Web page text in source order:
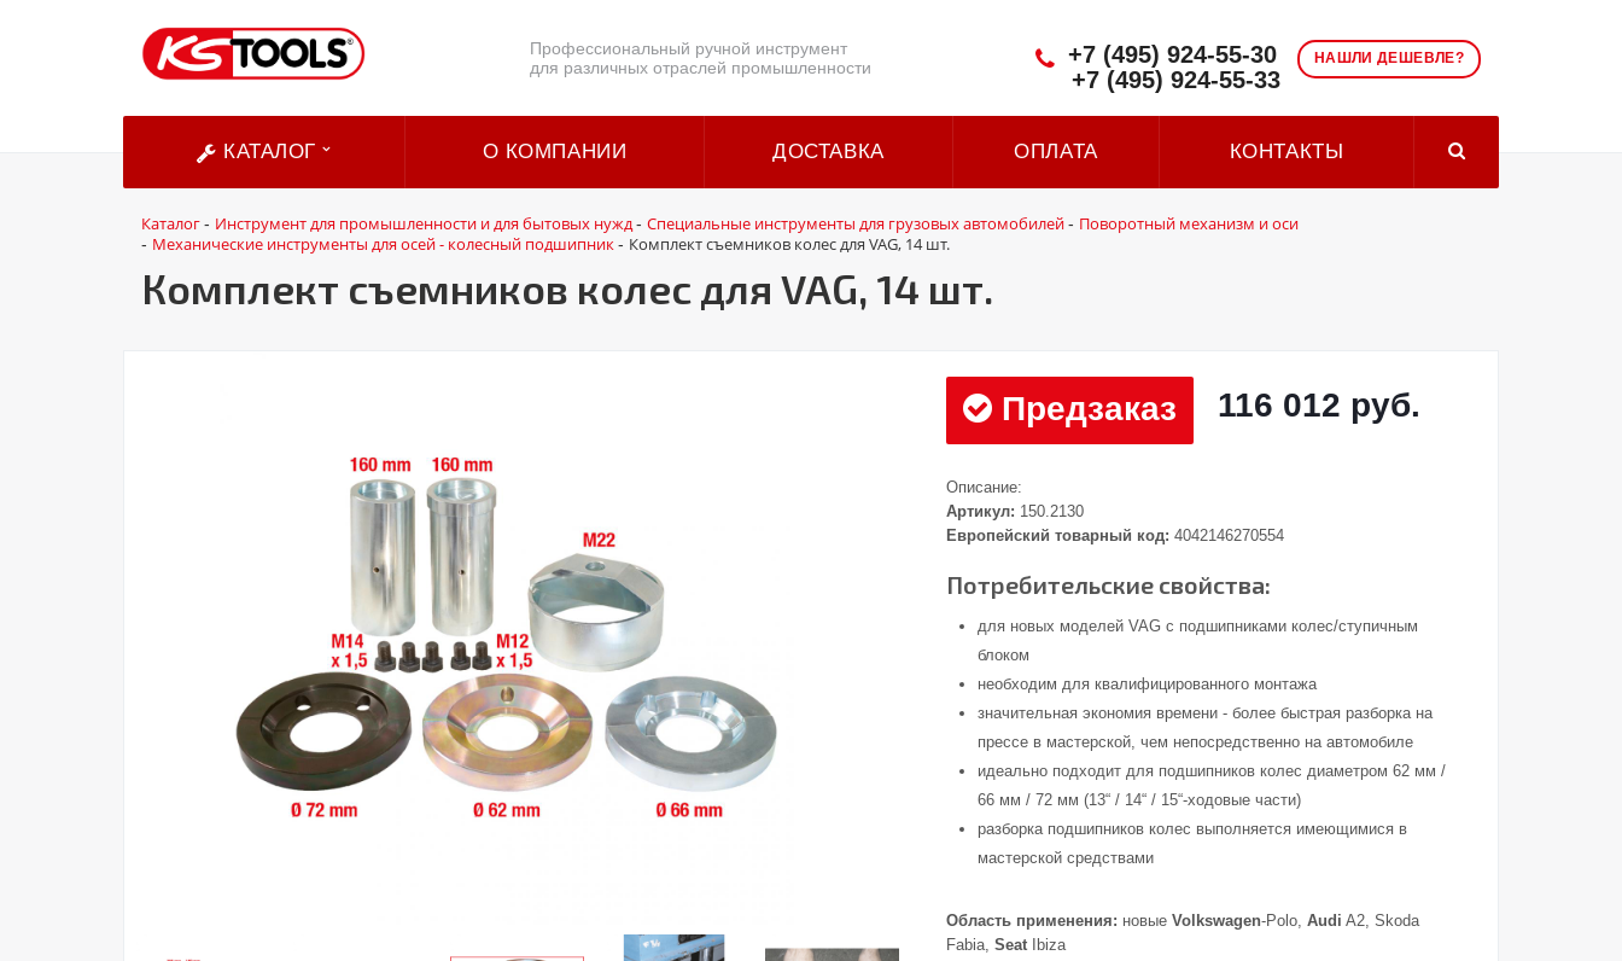
Профессиональный ручной инструмент
для различных отраслей промышленности
НАШЛИ ДЕШЕВЛЕ?
+7 (495) 924-55-30
+7 (495) 924-55-33
КАТАЛОГ О КОМПАНИИ ДОСТАВКА ОПЛАТА КОНТАКТЫ
Каталог- Инструмент для промышленности и для бытовых нужд- Специальные инструменты для грузовых автомобилей- Поворотный механизм и оси
- Механические инструменты для осей - колесный подшипник- Комплект съемников колес для VAG, 14 шт.
Комплект съемников колес для VAG, 14 шт.
Предзаказ 116 012 руб.
Описание:
Артикул: 150.2130
Европейский товарный код: 4042146270554
Потребительские свойства:
для новых моделей VAG с подшипниками колес/ступичным
блоком
необходим для квалифицированного монтажа
значительная экономия времени - более быстрая разборка на
прессе в мастерской, чем непосредственно на автомобиле
идеально подходит для подшипников колес диаметром 62 мм /
66 мм / 72 мм (13“ / 14“ / 15“-ходовые части)
разборка подшипников колес выполняется имеющимися в
мастерской средствами
Область применения: новыеVolkswagen-Polo,Audi A2, Skoda
Fabia,Seat Ibiza